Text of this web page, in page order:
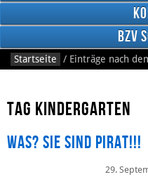
BzV
Startseite / Einträge nach
Tag kindergarten
Was? Sie sind Pirat!!!
29.